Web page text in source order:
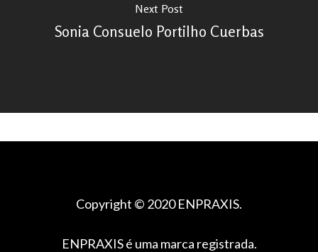
Next Post
Sonia Consuelo Portilho Cuerbas
Copyright © 2020 ENPRAXIS.
ENPRAXIS é uma marca registrada.